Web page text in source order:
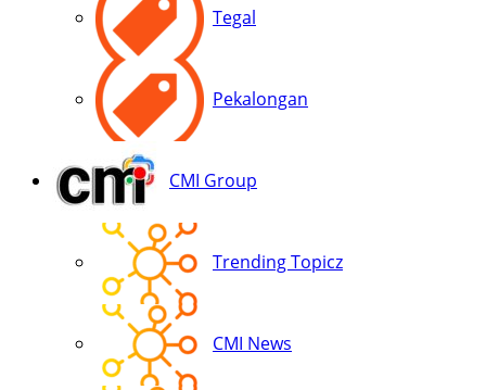
Tegal
Pekalongan
CMI Group
Trending Topicz
CMI News